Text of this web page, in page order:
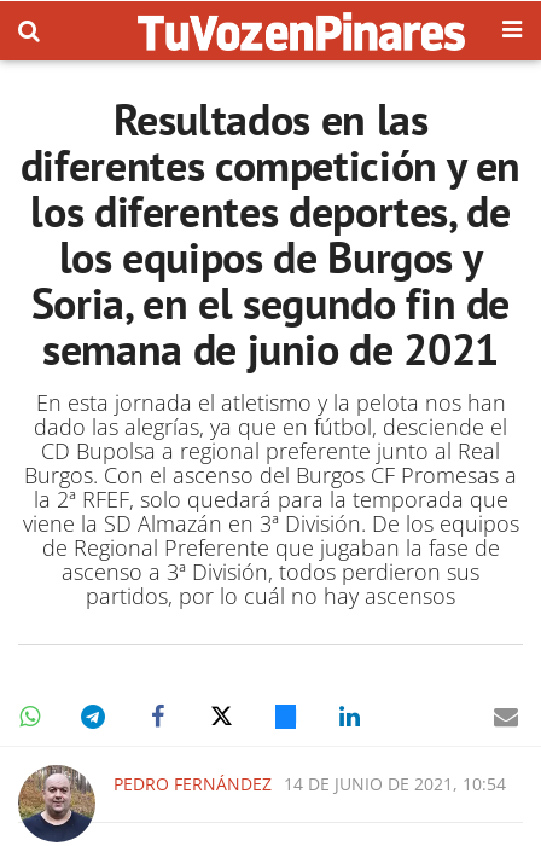
Resultados en las
diferentes competición y en
los diferentes deportes, de
los equipos de Burgos y
Soria, en el segundo fin de
semana de junio de 2021
En esta jornada el atletismo y la pelota nos han
dado las alegrías, ya que en fútbol, desciende el
CD Bupolsa a regional preferente junto al Real
Burgos. Con el ascenso del Burgos CF Promesas a
la 2ª RFEF, solo quedará para la temporada que
viene la SD Almazán en 3ª División. De los equipos
de Regional Preferente que jugaban la fase de
ascenso a 3ª División, todos perdieron sus
partidos, por lo cuál no hay ascensos
PEDRO FERNÁNDEZ 14 DE JUNIO DE 2021, 10:54